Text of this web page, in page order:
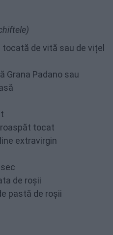
tocată de vită sau de vițel
Grana Padano sau
tocat
extravirgin
de roșii
pastă de roșii